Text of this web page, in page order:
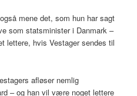
mene det, som hun har sagt
som statsminister i Danmark –
lettere, hvis Vestager sendes til
afløser nemlig
– og han vil være noget lettere